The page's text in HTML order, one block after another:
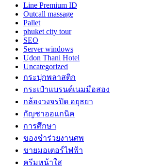
Line Premium ID
Outcall massage
Pallet
phuket city tour
SEO
Server windows
Udon Thani Hotel
Uncategorized
กระปุกพลาสติก
กระเป๋าแบรนด์เนมมือสอง
กล้องวงจรปิด อยุธยา
กัญชาออแกนิค
การศึกษา
ของชำร่วยงานศพ
ขายมอเตอร์ไฟฟ้า
ครีมหน้าใส